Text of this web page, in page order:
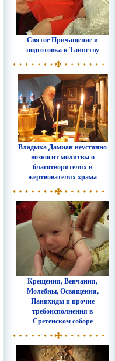
Святое Причащение и
подготовка к Таинству
Владыка Дамиан неустанно
возносит молитвы о
благотворителях и
жертвователях храма
Крещения, Венчания,
Молебны, Освящения,
Панихиды и прочие
требоисполнения в
Сретенском соборе